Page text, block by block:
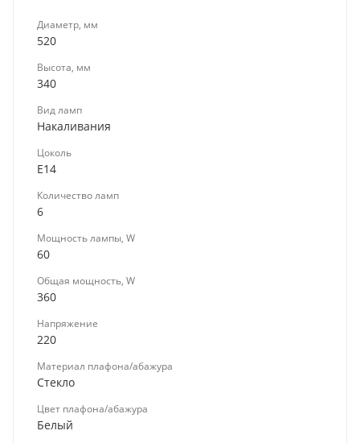
Диаметр, мм
520
Высота, мм
340
Вид ламп
Накаливания
Цоколь
E14
Количество ламп
6
Мощность лампы, W
60
Общая мощность, W
360
Напряжение
220
Материал плафона/абажура
Стекло
Цвет плафона/абажура
Белый